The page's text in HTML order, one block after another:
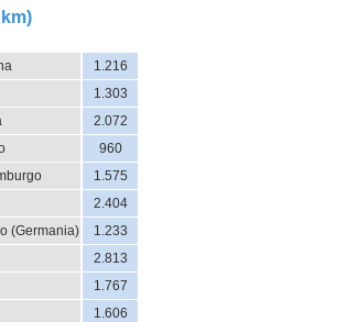
1.216
1.303
2.072
960
1.575
2.404
(Germania)
1.233
2.813
1.767
1.606